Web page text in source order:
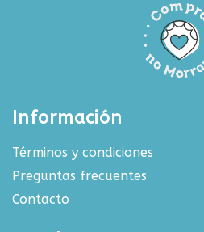
Información
Términos y condiciones
Preguntas frecuentes
Contacto